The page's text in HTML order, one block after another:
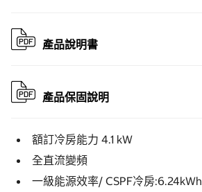
產品說明書
產品保固說明
額訂冷房能力 4.1 kW
全直流變頻
一級能源效率/ CSPF冷房:6.24kWh